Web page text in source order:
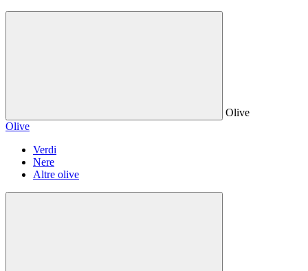
Olive
Olive
Verdi
Nere
Altre olive